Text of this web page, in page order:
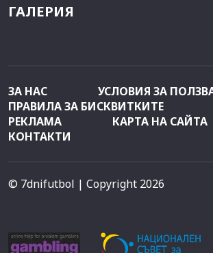
ГАЛЕРИЯ
ЗА НАС
УСЛОВИЯ ЗА
ПРАВИЛА ЗА БИСКВИТКИТЕ
РЕКЛАМА
КАРТА НА САЙТА
КОНТАКТИ
© 7dnifutbol | Copyright 2026